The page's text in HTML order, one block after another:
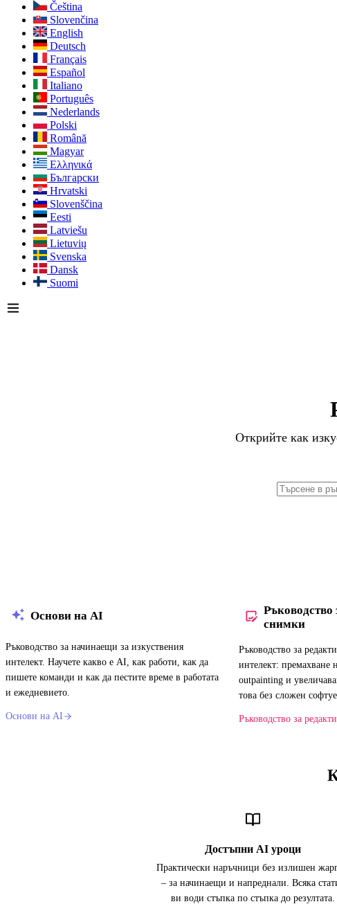
Čeština
Slovenčina
English
Deutsch
Français
Español
Italiano
Português
Nederlands
Polski
Română
Magyar
Ελληνικά
Български
Hrvatski
Slovenščina
Eesti
Latviešu
Lietuvių
Svenska
Dansk
Suomi
Открийте как
Основи на AI
Ръководство за начинаещи за изкуствения
интелект. Научете какво е AI, как работи, как да
пишете команди и как да пестите време в работата
и ежедневието.
Основи на AI
Ръководство
снимки
Ръководство за
интелект: премахване
outpainting и
това без сложен
Ръководство за
Достъпни AI уроци
Практически наръчници без излишен
– за начинаещи и напреднали. Всяка
ви води стъпка по стъпка до резултата.